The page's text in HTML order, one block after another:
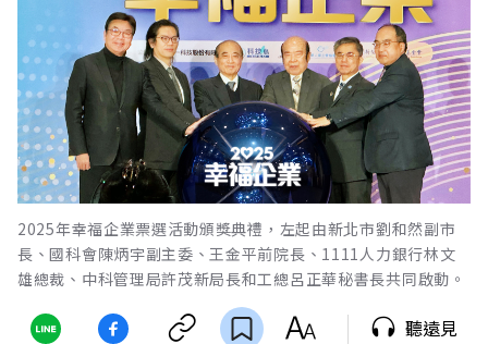
2025年幸福企業票選活動頒獎典禮，左起由新北市劉和然副市
長、國科會陳炳宇副主委、王金平前院長、1111人力銀行林文
雄總裁、中科管理局許茂新局長和工總呂正華秘書長共同啟動。
聽遠見